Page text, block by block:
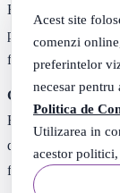
Acest site
comenzi
preferintelor
necesar pentru
Politica de
Utilizarea in
acestor
Evitati sa va
pentru lasarea in
fara taxa
Gasiti telefonul in
Evitati sa va
dubla atingere,
functioneaza